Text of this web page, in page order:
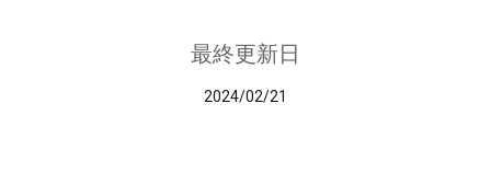
最終更新日
2024/02/21